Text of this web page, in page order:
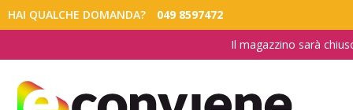
HAI QUALCHE DOMANDA? 049 8597472
Il magazzino sarà